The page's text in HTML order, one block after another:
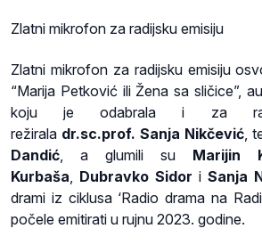
Zlatni mikrofon za radijsku emisiju
Zlatni mikrofon za radijsku emisiju
“Marija Petković ili Žena sa sličice”,
koju je odabrala i za
režirala dr.sc.prof. Sanja Nikčević,
Dandić, a glumili su Marijin
Kurbaša, Dubravko Sidor i Sanja
drami iz ciklusa ‘Radio drama na
počele emitirati u rujnu 2023. godine.